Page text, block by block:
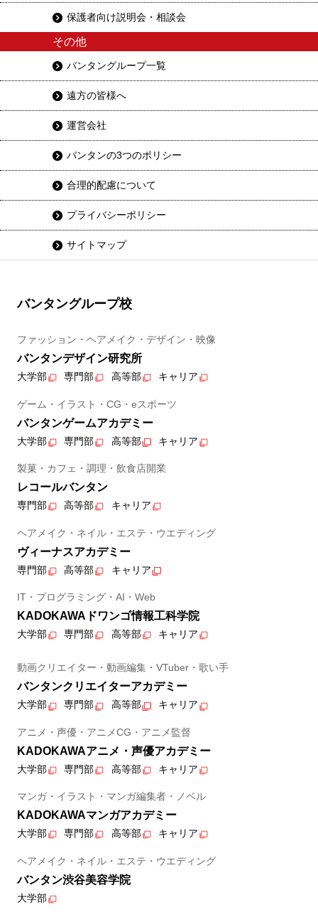
保護者向け説明会・相談会
その他
バンタングループ一覧
遠方の皆様へ
運営会社
バンタンの3つのポリシー
合理的配慮について
プライバシーポリシー
サイトマップ
バンタングループ校
ファッション・ヘアメイク・デザイン・映像
バンタンデザイン研究所
大学部 専門部 高等部 キャリア
ゲーム・イラスト・CG・eスポーツ
バンタンゲームアカデミー
大学部 専門部 高等部 キャリア
製菓・カフェ・調理・飲食店開業
レコールバンタン
専門部 高等部 キャリア
ヘアメイク・ネイル・エステ・ウエディング
ヴィーナスアカデミー
専門部 高等部 キャリア
IT・プログラミング・AI・Web
KADOKAWAドワンゴ情報工科学院
大学部 専門部 高等部 キャリア
動画クリエイター・動画編集・VTuber・歌い手
バンタンクリエイターアカデミー
大学部 専門部 高等部 キャリア
アニメ・声優・アニメCG・アニメ監督
KADOKAWAアニメ・声優アカデミー
大学部 専門部 高等部 キャリア
マンガ・イラスト・マンガ編集者・ノベル
KADOKAWAマンガアカデミー
大学部 専門部 高等部 キャリア
ヘアメイク・ネイル・エステ・ウエディング
バンタン渋谷美容学院
大学部